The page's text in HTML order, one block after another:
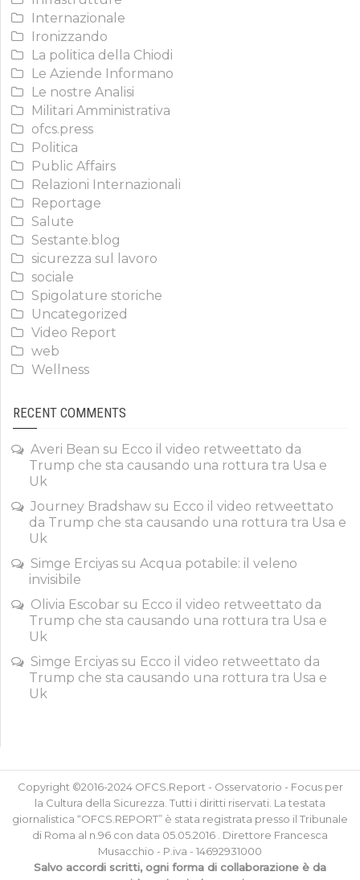
Internazionale
Ironizzando
La politica della Chiodi
Le Aziende Informano
Le nostre Analisi
Militari Amministrativa
ofcs.press
Politica
Public Affairs
Relazioni Internazionali
Reportage
Salute
Sestante.blog
sicurezza sul lavoro
sociale
Spigolature storiche
Uncategorized
Video Report
web
Wellness
RECENT COMMENTS
Averi Bean su Ecco il video retweettato da
Trump che sta causando una rottura tra Usa e
Uk
Journey Bradshaw su Ecco il video retweettato
da Trump che sta causando una rottura tra Usa e
Uk
Simge Erciyas su Acqua potabile: il veleno
invisibile
Olivia Escobar su Ecco il video retweettato da
Trump che sta causando una rottura tra Usa e
Uk
Simge Erciyas su Ecco il video retweettato da
Trump che sta causando una rottura tra Usa e
Uk
Copyright ©2016-2024 OFCS.Report - Osservatorio - Focus per
la Cultura della Sicurezza. Tutti i diritti riservati. La testata
giornalistica “OFCS.REPORT” è stata registrata presso il Tribunale
di Roma al n.96 con data 05.05.2016 . Direttore Francesca
Musacchio - P.iva - 14692931000
Salvo accordi scritti, ogni forma di collaborazione è da